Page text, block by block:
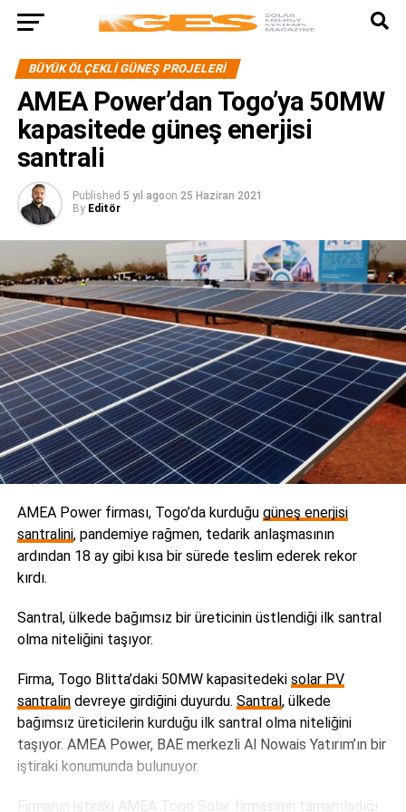
BÜYÜK ÖLÇEKLI GÜNEŞ PROJELERI
AMEA Power’dan Togo’ya 50MW
kapasitede güneş enerjisi
santrali
Published 5 yıl agoon 25 Haziran 2021
By Editör
AMEA Power firması, Togo’da kurduğu güneş enerjisi
santralini, pandemiye rağmen, tedarik anlaşmasının
ardından 18 ay gibi kısa bir sürede teslim ederek rekor
kırdı.
Santral, ülkede bağımsız bir üreticinin üstlendiği ilk santral
olma niteliğini taşıyor.
Firma, Togo Blitta’daki 50MW kapasitedeki solar PV
santralindevreye girdiğini duyurdu. Santral, ülkede
bağımsız üreticilerin kurduğu ilk santral olma niteliğini
taşıyor. AMEA Power, BAE merkezli Al Nowais Yatırım’ın bir
iştiraki konumunda bulunuyor.
Firmanın iştiraki AMEA Togo Solar firmasının tamamladığı